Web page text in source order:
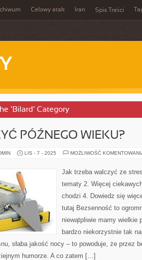
Celowy atak Iran Spis Treści
‘Bilard’ Category
PÓŹNEGO WIEKU?
LIS - 7 - 2025 MOŻLIWOŚĆ
Jak trzeba walczyć ze
tematy 2. Więcej
chodzi 4. Dowiedz się
tutaj Bezsenność to
niewątpliwie mamy wielkie
bardzo niekorzystnie tak
słaba jakość nocy – to powoduje, że przez
humorze. A co zatem […]